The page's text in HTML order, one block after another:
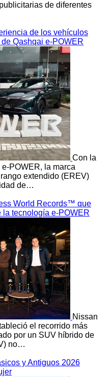
de diferentes
de los vehículos
Qashqai e-POWER
Con la
POWER, la marca
extendido (EREV)
de…
World Records™ que
tecnología e-POWER
Nissan
el recorrido más
por un SUV híbrido de
no…
y Antiguos 2026